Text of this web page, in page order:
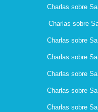
Charlas sobre
Charlas sobre
Charlas sobre
Charlas sobre
Charlas sobre
Charlas sobre
Charlas sobre